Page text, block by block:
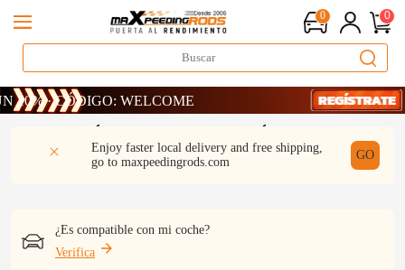
0 0
· CÓDIGO: WELCOME
· CÓDIGO: WELCOME
CÓDIGO: WELCOME
Enjoy faster local delivery and free shipping,
go to maxpeedingrods.com
GO
¿Es compatible con mi coche?
Verifica
DESCRIPCIÓN REVISIÓN